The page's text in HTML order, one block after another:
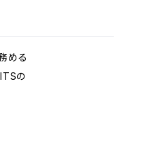
める
の